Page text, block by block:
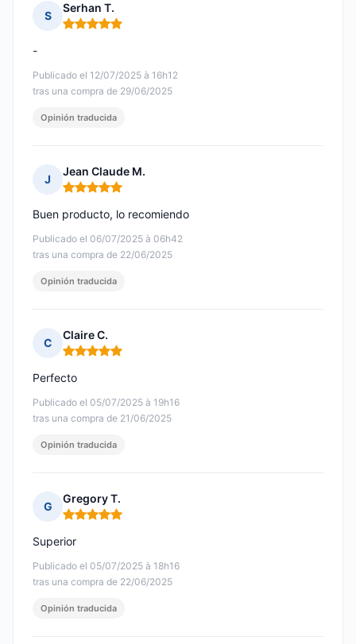
S
Serhan T.
Nota: 5 de 5
Publicado el 12/07/2025 à 16h12
tras una compra de 29/06/2025
-
Opinión traducida
J
Jean Claude M.
Nota: 5 de 5
Publicado el 06/07/2025 à 06h42
tras una compra de 22/06/2025
Buen producto, lo recomiendo
Opinión traducida
C
Claire C.
Nota: 5 de 5
Publicado el 05/07/2025 à 19h16
tras una compra de 21/06/2025
Perfecto
Opinión traducida
G
Gregory T.
Nota: 5 de 5
Publicado el 05/07/2025 à 18h16
tras una compra de 22/06/2025
Superior
Opinión traducida